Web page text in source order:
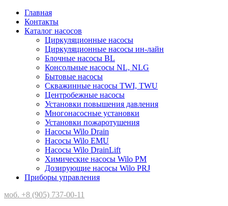
Главная
Контакты
Каталог насосов
Циркуляционные насосы
Циркуляционные насосы ин-лайн
Блочные насосы BL
Консольные насосы NL, NLG
Бытовые насосы
Скважинные насосы TWI, TWU
Центробежные насосы
Установки повышения давления
Многонасосные установки
Установки пожаротушения
Насосы Wilo Drain
Насосы Wilo EMU
Насосы Wilo DrainLift
Химические насосы Wilo PM
Дозирующие насосы Wilo PRJ
Приборы управления
моб. +8 (905) 737-00-11